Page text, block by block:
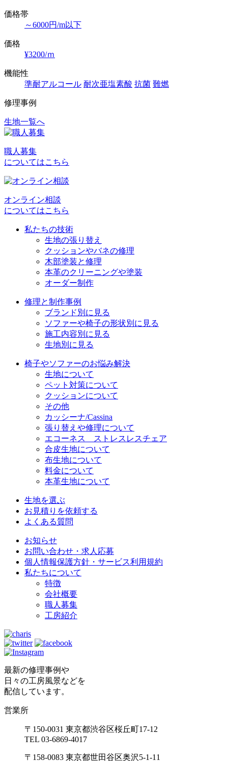
価格帯
～6000円/m以下
価格
¥3200/ｍ
機能性
準耐アルコール 耐次亜塩素酸 抗菌 難燃
修理事例
投
ナ
ビ
ー
生地一覧へ
職人募集
についてはこちら
オンライン相談
についてはこちら
私たちの技術
生地の張り替え
クッションやバネの修理
木部塗装と修理
本革のクリーニングや塗装
オーダー制作
修理と制作事例
ブランド別に見る
ソファーや椅子の形状別に見る
施工内容別に見る
生地別に見る
椅子やソファーのお悩み解決
生地について
ペット対策について
クッションについて
その他
カッシーナ/Cassina
張り替えや修理について
エコーネス ストレスレスチェア
合皮生地について
布生地について
料金について
本革生地について
生地を選ぶ
お見積りを依頼する
よくある質問
お知らせ
お問い合わせ・求人応募
個人情報保護方針・サービス利用規約
私たちについて
特徴
会社概要
職人募集
工房紹介
最新の修理事例や
日々の工房風景などを
配信しています。
営業所
〒150-0031 東京都渋谷区桜丘町17-12
TEL 03-6869-4017
〒158-0083 東京都世田谷区奥沢5-1-11